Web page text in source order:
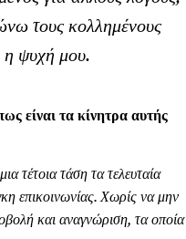
τους κολλημένους
η ψυχή μου.
είναι τα κίνητρα αυτής
τέτοια τάση τα τελευταία
επικοινωνίας. Χωρίς να μην
και αναγνώριση, τα οποία